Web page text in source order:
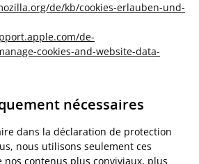
de/kb/cookies-erlauben-und-
de-
cookies-and-website-data-
nécessaires
dans la déclaration de protection
nous utilisons seulement ces
nos contenus plus conviviaux, plus